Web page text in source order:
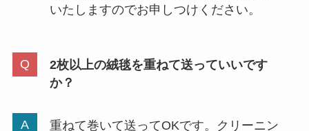
いたしますのでお申しつけください。
2枚以上の絨毯を重ねて送っていいです
か？
重ねて巻いて送ってOKです。クリーニン